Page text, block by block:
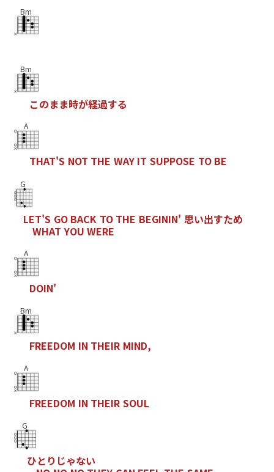
Bm
Bm
このまま時が経過する
A
THAT'S NOT THE WAY IT SUPPOSE TO BE
G
LET'S GO BACK TO THE BEGININ' 思い出すため
WHAT YOU WERE
A
DOIN'
Bm
FREEDOM IN THEIR MIND,
A
FREEDOM IN THEIR SOUL
G
ひと り じゃない